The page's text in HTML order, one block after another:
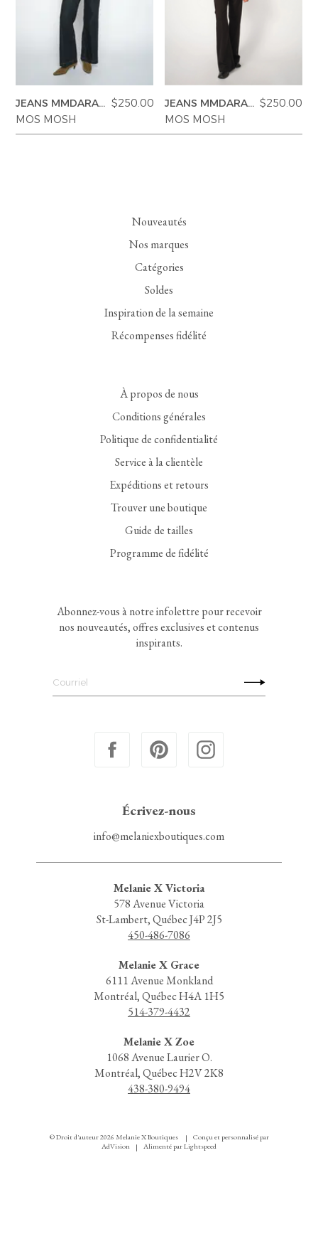
JEANS MMDARA
DELUXE
$250.00
MOS MOSH
JEANS MMDARA
DELUXE
$250.00
MOS MOSH
Nouveautés
Nos marques
Catégories
Soldes
Inspiration de la semaine
Récompenses fidélité
À propos de nous
Conditions générales
Politique de confidentialité
Service à la clientèle
Expéditions et retours
Trouver une boutique
Guide de tailles
Programme de fidélité
Abonnez-vous à notre infolettre pour recevoir
nos nouveautés, offres exclusives et contenus
inspirants.
Écrivez-nous
info@melaniexboutiques.com
Melanie X Victoria
578 Avenue Victoria
St-Lambert, Québec J4P 2J5
450-486-7086
Melanie X Grace
6111 Avenue Monkland
Montréal, Québec H4A 1H5
514-379-4432
Melanie X Zoe
1068 Avenue Laurier O.
Montréal, Québec H2V 2K8
438-380-9494
© Droit d'auteur 2026 Melanie X Boutiques |
Conçu et personnalisé par
AdVision
| Alimenté par Lightspeed